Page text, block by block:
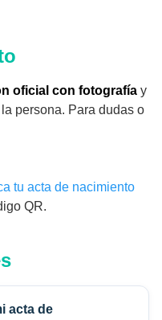
oficial con fotografía y
persona. Para dudas o
tu acta de nacimiento
QR.
acta de